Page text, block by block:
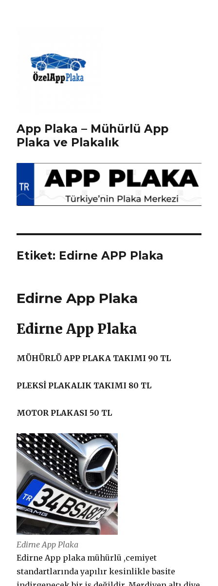
App Plaka – Mühürlü App
Plaka ve Plakalık
Etiket: Edirne APP Plaka
Edirne App Plaka
Edirne App Plaka
MÜHÜRLÜ APP PLAKA TAKIMI 90 TL
PLEKSİ PLAKALIK TAKIMI 80 TL
MOTOR PLAKASI 50 TL
Edirne App Plaka
Edirne App plaka mühürlü ,cemiyet
standartlarında yapılır kesinlikle basite